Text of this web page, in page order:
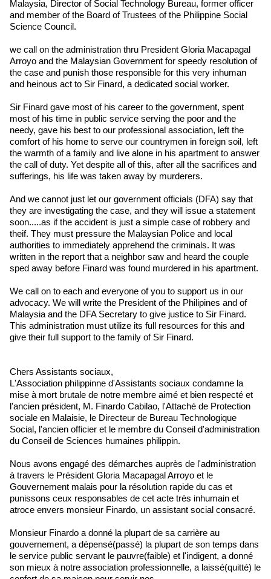
Malaysia, Director of Social Technology Bureau, former officer
and member of the Board of Trustees of the Philippine Social
Science Council.
we call on the administration thru President Gloria Macapagal
Arroyo and the Malaysian Government for speedy resolution of
the case and punish those responsible for this very inhuman
and heinous act to Sir Finard, a dedicated social worker.
Sir Finard gave most of his career to the government, spent
most of his time in public service serving the poor and the
needy, gave his best to our professional association, left the
comfort of his home to serve our countrymen in foreign soil, left
the warmth of a family and live alone in his apartment to answer
the call of duty. Yet despite all of this, after all the sacrifices and
sufferings, his life was taken away by murderers.
And we cannot just let our government officials (DFA) say that
they are investigating the case, and they will issue a statement
soon.....as if the accident is just a simple case of robbery and
theif. They must pressure the Malaysian Police and local
authorities to immediately apprehend the criminals. It was
written in the report that a neighbor saw and heard the couple
sped away before Finard was found murdered in his apartment.
We call on to each and everyone of you to support us in our
advocacy. We will write the President of the Philipines and of
Malaysia and the DFA Secretary to give justice to Sir Finard.
This administration must utilize its full resources for this and
give their full support to the family of Sir Finard.
Chers Assistants sociaux,
L'Association philippinne d'Assistants sociaux condamne la
mise à mort brutale de notre membre aimé et bien respecté et
l'ancien président, M. Finardo Cabilao, l'Attaché de Protection
sociale en Malaisie, le Directeur de Bureau Technologique
Social, l'ancien officier et le membre du Conseil d'administration
du Conseil de Sciences humaines philippin.
Nous avons engagé des démarches auprès de l'administration
à travers le Président Gloria Macapagal Arroyo et le
Gouvernement malais pour la résolution rapide du cas et
punissons ceux responsables de cet acte très inhumain et
atroce envers monsieur Finardo, un assistant social consacré.
Monsieur Finardo a donné la plupart de sa carrière au
gouvernement, a dépensé(passé) la plupart de son temps dans
le service public servant le pauvre(faible) et l'indigent, a donné
son mieux à notre association professionnelle, a laissé(quitté) le